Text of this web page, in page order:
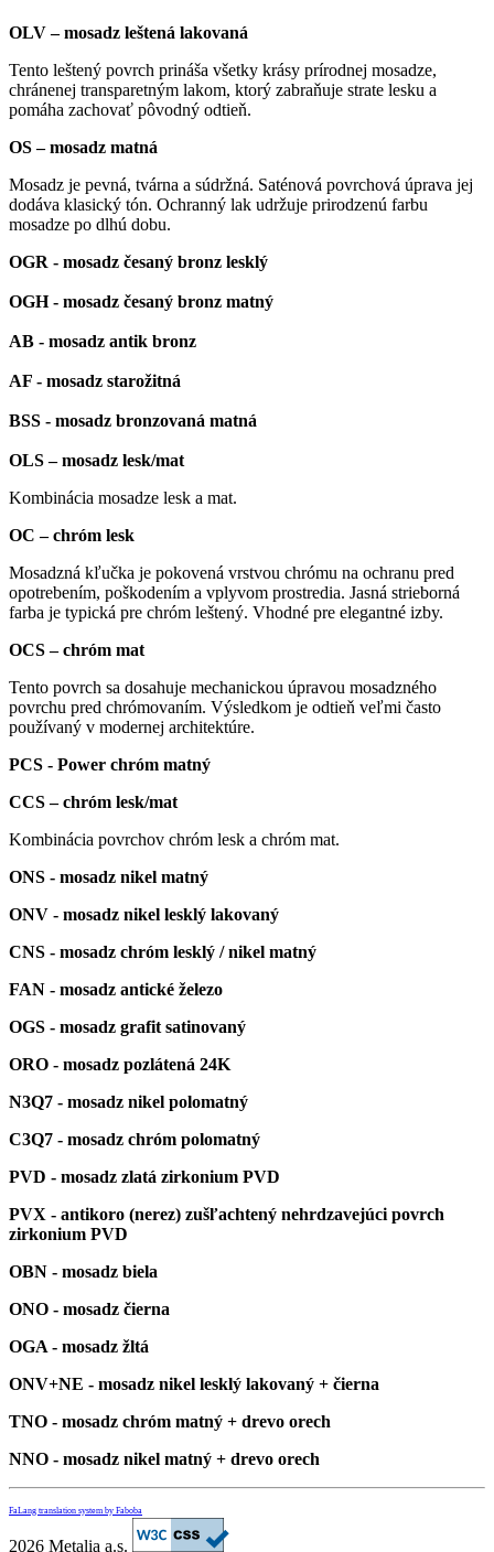
OLV – mosadz leštená lakovaná
Tento leštený povrch prináša všetky krásy prírodnej mosadze,
chránenej transparetným lakom, ktorý zabraňuje strate lesku a
pomáha zachovať pôvodný odtieň.
OS – mosadz matná
Mosadz je pevná, tvárna a súdržná. Saténová povrchová úprava jej
dodáva klasický tón. Ochranný lak udržuje prirodzenú farbu
mosadze po dlhú dobu.
OGR - mosadz česaný bronz lesklý
OGH - mosadz česaný bronz matný
AB - mosadz antik bronz
AF - mosadz starožitná
BSS - mosadz bronzovaná matná
OLS – mosadz lesk/mat
Kombinácia mosadze lesk a mat.
OC – chróm lesk
Mosadzná kľučka je pokovená vrstvou chrómu na ochranu pred
opotrebením, poškodením a vplyvom prostredia. Jasná strieborná
farba je typická pre chróm leštený. Vhodné pre elegantné izby.
OCS – chróm mat
Tento povrch sa dosahuje mechanickou úpravou mosadzného
povrchu pred chrómovaním. Výsledkom je odtieň veľmi často
používaný v modernej architektúre.
PCS - Power chróm matný
CCS – chróm lesk/mat
Kombinácia povrchov chróm lesk a chróm mat.
ONS - mosadz nikel matný
ONV - mosadz nikel lesklý lakovaný
CNS - mosadz chróm lesklý / nikel matný
FAN - mosadz antické železo
OGS - mosadz grafit satinovaný
ORO - mosadz pozlátená 24K
N3Q7 - mosadz nikel polomatný
C3Q7 - mosadz chróm polomatný
PVD - mosadz zlatá zirkonium PVD
PVX - antikoro (nerez) zušľachtený nehrdzavejúci povrch
zirkonium PVD
OBN - mosadz biela
ONO - mosadz čierna
OGA - mosadz žltá
ONV+NE - mosadz nikel lesklý lakovaný + čierna
TNO - mosadz chróm matný + drevo orech
NNO - mosadz nikel matný + drevo orech
FaLang translation system by Faboba
2026 Metalia a.s.